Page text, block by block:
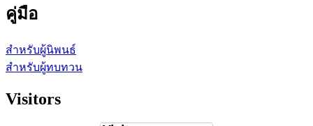
คู่มือ
สำหรับผู้นิพนธ์
สำหรับผู้ทบทวน
Visitors